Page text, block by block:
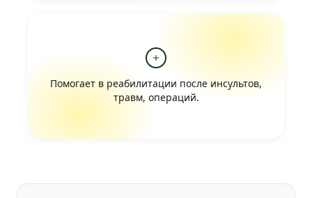
Помогает в реабилитации после инсультов,
травм, операций.